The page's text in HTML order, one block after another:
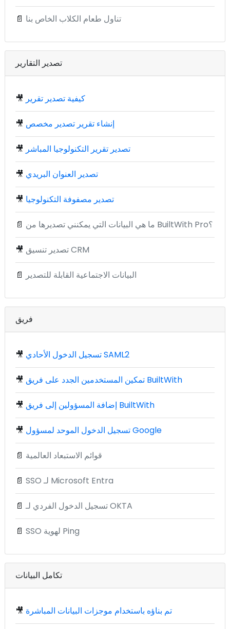
📄 تناول طعام الكلاب الخاص بنا
تصدير التقارير
🎥 كيفية تصدير تقرير
🎥 إنشاء تقرير تصدير مخصص
🎥 تصدير تقرير التكنولوجيا المباشر
🎥 تصدير العنوان البريدي
🎥 تصدير مصفوفة التكنولوجيا
📄 ما هي البيانات التي يمكنني تصديرها من BuiltWith Pro؟
🎥 تصدير تنسيق CRM
📄 البيانات الاجتماعية القابلة للتصدير
فريق
🎥 تسجيل الدخول الأحادي SAML2
🎥 تمكين المستخدمين الجدد على فريق BuiltWith
🎥 إضافة المسؤولين إلى فريق BuiltWith
🎥 تسجيل الدخول الموحد لمسؤول Google
📄 قوائم الاستبعاد العالمية
📄 SSO لـ Microsoft Entra
📄 تسجيل الدخول الفردي لـ OKTA
📄 SSO لهوية Ping
تكامل البيانات
🎥 تم بناؤه باستخدام موجزات البيانات المباشرة